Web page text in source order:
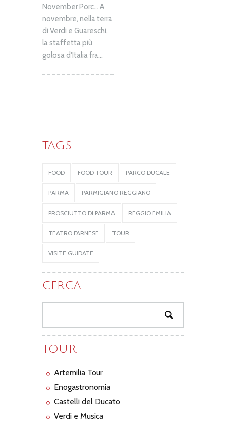
November Porc... A
novembre, nella terra
di Verdi e Guareschi,
la staffetta più
golosa d'Italia fra...
TAGS
FOOD FOOD TOUR PARCO DUCALE
PARMA PARMIGIANO REGGIANO
PROSCIUTTO DI PARMA REGGIO EMILIA
TEATRO FARNESE TOUR
VISITE GUIDATE
CERCA
TOUR
Artemilia Tour
Enogastronomia
Castelli del Ducato
Verdi e Musica